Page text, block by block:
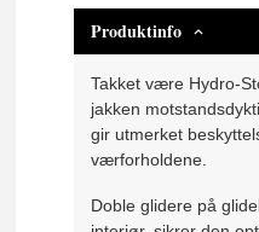
Produktinfo
Takket være Hydro-
jakken
gir utmerket
værforholdene.
Doble glidere på